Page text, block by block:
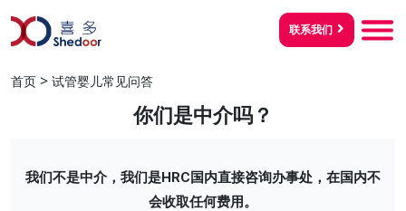
联系我们
首页 > 试管婴儿常见问答
你们是中介吗？
我们不是中介，我们是HRC国内直接咨询办事处，在国内不
会收取任何费用。